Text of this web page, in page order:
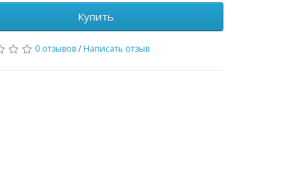
Купить
0 отзывов/ Написать отзыв